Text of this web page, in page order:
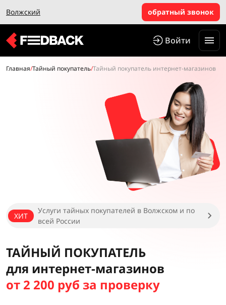
Волжский обратный звонок
Войти
Главная/Тайный покупатель/Тайный покупатель интернет-магазинов
ХИТ
Услуги тайных покупателей в Волжском и по
всей России
ТАЙНЫЙ ПОКУПАТЕЛЬ
для интернет-магазинов
от 2 200 руб за проверку